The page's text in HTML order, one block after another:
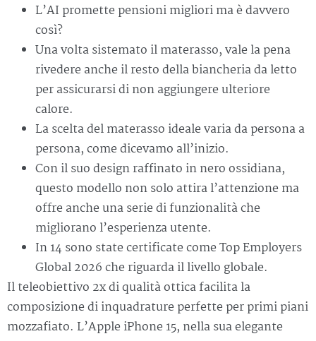
L’AI promette pensioni migliori ma è davvero
così?
Una volta sistemato il materasso, vale la pena
rivedere anche il resto della biancheria da letto
per assicurarsi di non aggiungere ulteriore
calore.
La scelta del materasso ideale varia da persona a
persona, come dicevamo all’inizio.
Con il suo design raffinato in nero ossidiana,
questo modello non solo attira l’attenzione ma
offre anche una serie di funzionalità che
migliorano l’esperienza utente.
In 14 sono state certificate come Top Employers
Global 2026 che riguarda il livello globale.
Il teleobiettivo 2x di qualità ottica facilita la
composizione di inquadrature perfette per primi piani
mozzafiato. L’Apple iPhone 15, nella sua elegante